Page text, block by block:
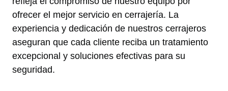
ofrecer el mejor servicio en cerrajería. La
experiencia y dedicación de nuestros cerrajeros
aseguran que cada cliente reciba un tratamiento
excepcional y soluciones efectivas para su
seguridad.